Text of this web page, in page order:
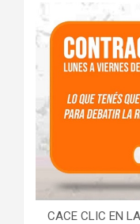
CACE CLIC EN